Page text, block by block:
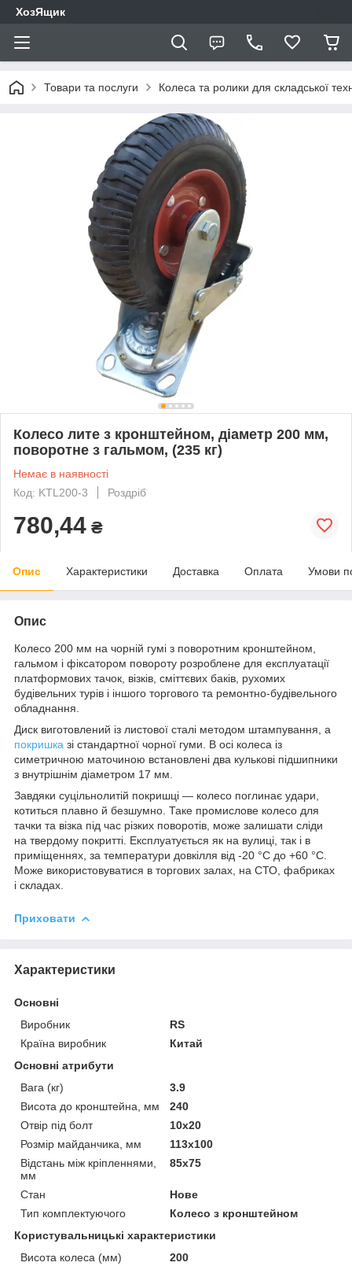
ХозЯщик
Товари та послуги Колеса та ролики для складської
Колесо лите з кронштейном, діаметр 200 мм,
поворотне з гальмом, (235 кг)
Немає в наявності
Код: KTL200-3
Роздріб
780,44 ₴
Опис Характеристики Доставка Оплата Умови
Опис
Колесо 200 мм на чорній гумі з поворотним кронштейном,
гальмом і фіксатором повороту розроблене для експлуатації
платформових тачок, візків, сміттєвих баків, рухомих
будівельних турів і іншого торгового та ремонтно-будівельного
обладнання.
Диск виготовлений із листової сталі методом штампування, а
покришка зі стандартної чорної гуми. В осі колеса із
симетричною маточиною встановлені два кулькові підшипники
з внутрішнім діаметром 17 мм.
Завдяки суцільнолитій покришці — колесо поглинає удари,
котиться плавно й безшумно. Таке промислове колесо для
тачки та візка під час різких поворотів, може залишати сліди
на твердому покритті. Експлуатується як на вулиці, так і в
приміщеннях, за температури довкілля від -20 °C до +60 °C.
Може використовуватися в торгових залах, на СТО, фабриках
і складах.
Приховати
Характеристики
Основні
Виробник
RS
Країна виробник
Китай
Основні атрибути
Вага (кг)
3.9
Висота до кронштейна, мм
240
Отвір під болт
10х20
Розмір майданчика, мм
113х100
Відстань між кріпленнями,
мм
85х75
Стан
Нове
Тип комплектуючого
Колесо з кронштейном
Користувальницькі характеристики
Висота колеса (мм)
200